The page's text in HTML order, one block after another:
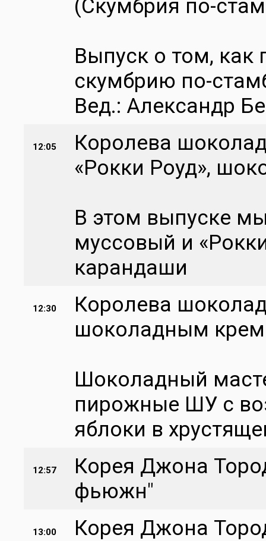
(Скумбрия по-
Выпуск о том, как
скумбрию по-
Вед.: Александр
12:05
Королева
«Рокки Роуд»,
В этом выпуске
муссовый и
карандаши
12:30
Королева
шоколадным
Шоколадный
пирожные ШУ с
яблоки в
12:57
Корея Джона
фьюжн"
13:00
Корея Джона